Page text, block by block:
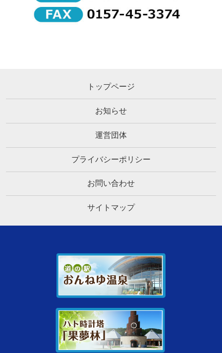
トップページ
お知らせ
運営団体
プライバシーポリシー
お問い合わせ
サイトマップ